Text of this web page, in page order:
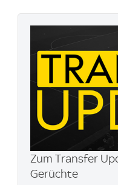
Zum Transfer
Gerüchte